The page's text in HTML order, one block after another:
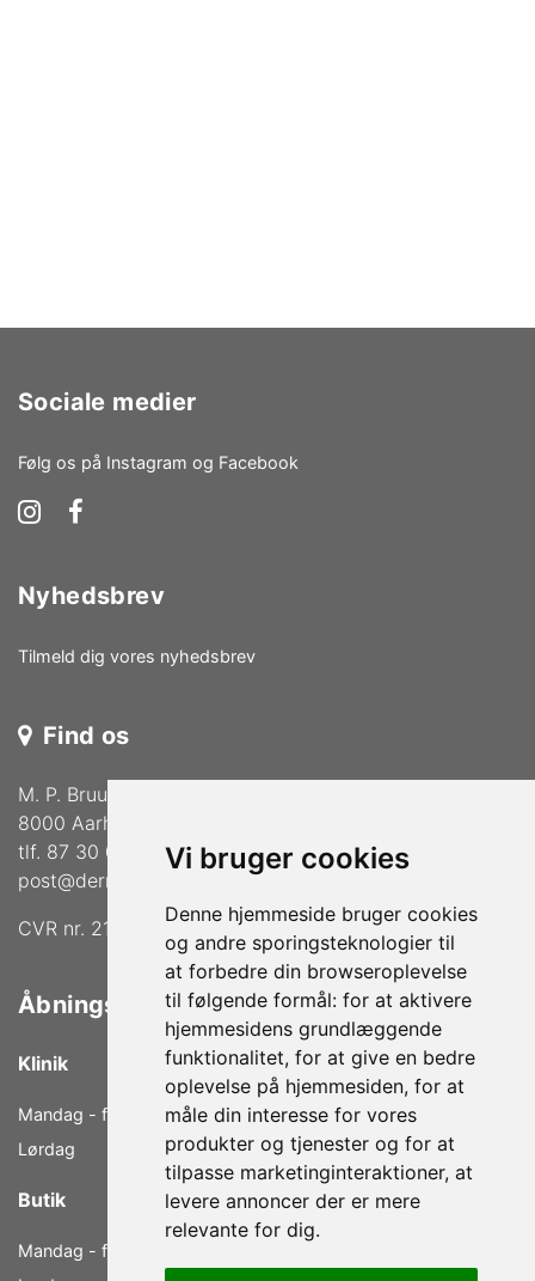
Vi bruger cookies
Denne hjemmeside bruger cookies
og andre sporingsteknologier til
at forbedre din browseroplevelse
til følgende formål: for at aktivere
hjemmesidens grundlæggende
funktionalitet, for at give en bedre
oplevelse på hjemmesiden, for at
måle din interesse for vores
produkter og tjenester og for at
tilpasse marketinginteraktioner, at
levere annoncer der er mere
relevante for dig.
Sociale medier
Følg os på Instagram og Facebook
Nyhedsbrev
Tilmeld dig vores nyhedsbrev
Find os
M. P. Bruuns Gade 36
8000 Aarhus C
tlf. 87 30 02 33
post@dermalogica-aarhus.dk
CVR nr. 21772739
Åbningstider
Klinik
Mandag - fredag
9.00 - 18.00
Lørdag
9.00 - 14.00
Butik
Mandag - fredag